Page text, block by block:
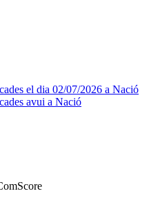
el dia 02/07/2026 a Nació
avui a Nació